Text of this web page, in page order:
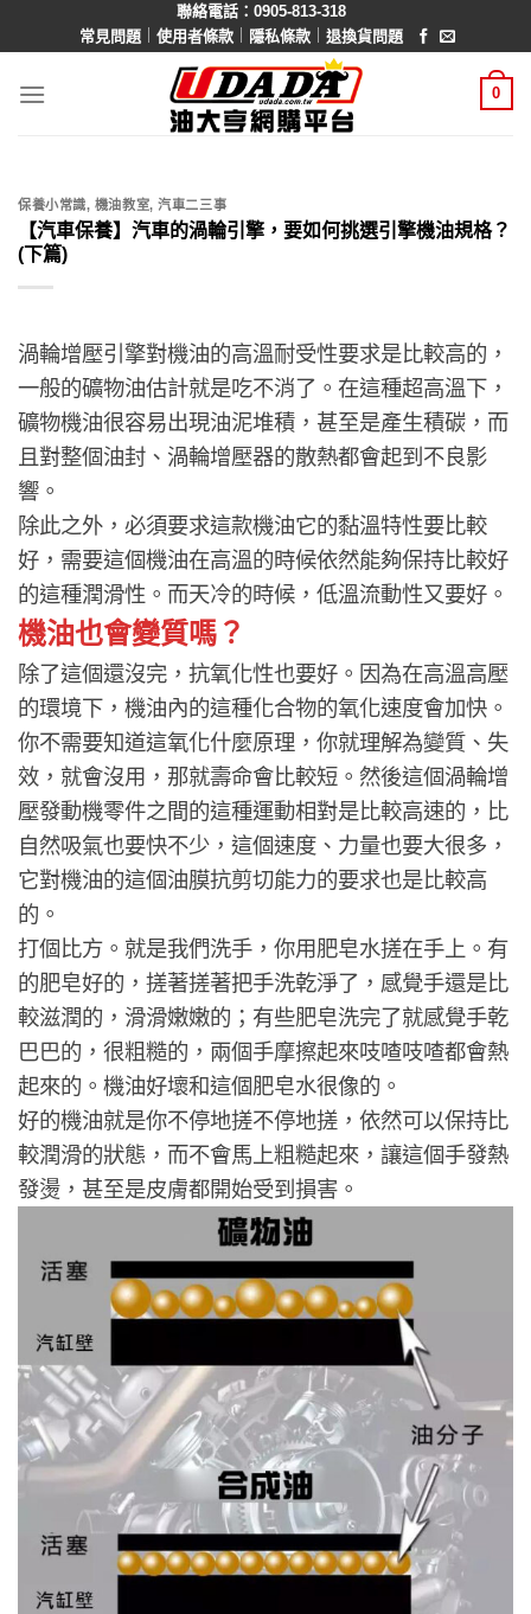
聯絡電話：0905-813-318
常見問題｜ 使用者條款｜ 隱私條款｜ 退換貨問題
0
保養小常識, 機油教室,汽車二三事
【汽車保養】汽車的渦輪引擎，要如何挑選引擎機油規格？
(下篇)
渦輪增壓引擎對機油的高溫耐受性要求是比較高的，
一般的礦物油估計就是吃不消了。在這種超高溫下，
礦物機油很容易出現油泥堆積，甚至是產生積碳，而
且對整個油封、渦輪增壓器的散熱都會起到不良影
響。
除此之外，必須要求這款機油它的黏溫特性要比較
好，需要這個機油在高溫的時候依然能夠保持比較好
的這種潤滑性。而天冷的時候，低溫流動性又要好。
機油也會變質嗎？
除了這個還沒完，抗氧化性也要好。因為在高溫高壓
的環境下，機油內的這種化合物的氧化速度會加快。
你不需要知道這氧化什麼原理，你就理解為變質、失
效，就會沒用，那就壽命會比較短。 然後這個渦輪增
壓發動機零件之間的這種運動相對是比較高速的，比
自然吸氣也要快不少，這個速度、力量也要大很多，
它對機油的這個油膜抗剪切能力的要求也是比較高
的。
打個比方。就是我們洗手，你用肥皂水搓在手上。 有
的肥皂好的，搓著搓著把手洗乾淨了，感覺手還是比
較滋潤的，滑滑嫩嫩的；有些肥皂洗完了就感覺手乾
巴巴的，很粗糙的，兩個手摩擦起來吱喳吱喳都會熱
起來的。機油好壞和這個肥皂水很像的。
好的機油就是你不停地搓不停地搓，依然可以保持比
較潤滑的狀態，而不會馬上粗糙起來，讓這個手發熱
發燙，甚至是皮膚都開始受到損害。